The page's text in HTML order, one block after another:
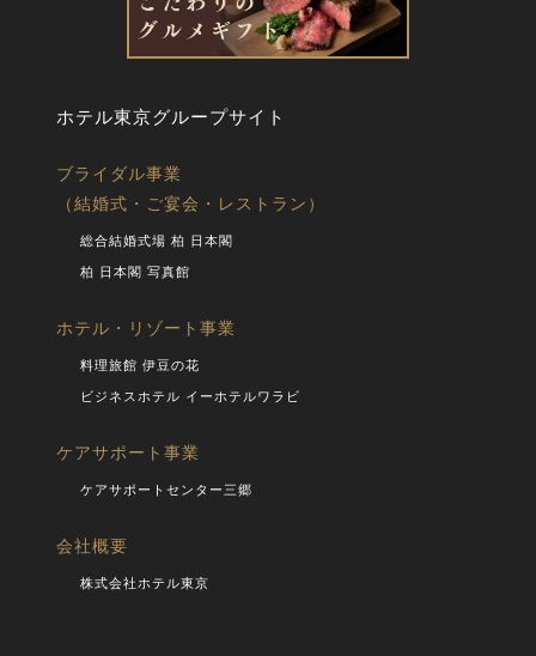
ホテル東京グループサイト
ブライダル事業
（結婚式・ご宴会・レストラン）
総合結婚式場 柏 日本閣
柏 日本閣 写真館
ホテル・リゾート事業
料理旅館 伊豆の花
ビジネスホテル イーホテルワラビ
ケアサポート事業
ケアサポートセンター三郷
会社概要
株式会社ホテル東京